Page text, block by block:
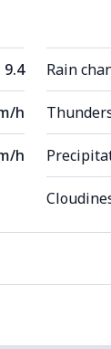
9.4
h
h
Rain